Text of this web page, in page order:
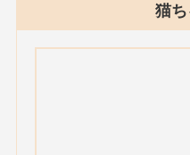
猫